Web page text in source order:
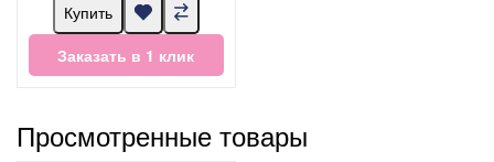
Купить
Заказать в 1 клик
Просмотренные товары